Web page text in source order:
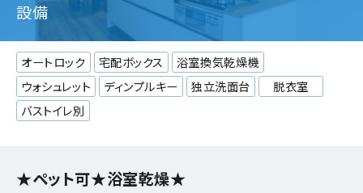
設備
オートロック 宅配ボックス
浴室換気乾燥機
ウォシュレット
ディンプルキー 独立洗面台
脱衣室
バストイレ別
★ペット可★浴室乾燥★